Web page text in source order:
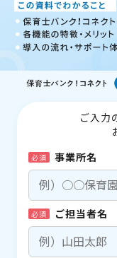
ご入力
必須 事業所名
必須 ご担当者名